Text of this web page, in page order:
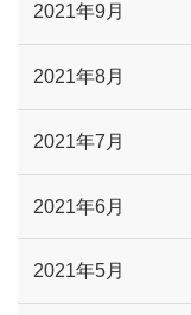
2021年9月
2021年8月
2021年7月
2021年6月
2021年5月